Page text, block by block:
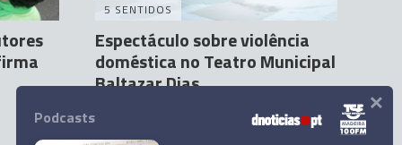
5 SENTIDOS
Espectáculo sobre violência
doméstica no Teatro Municipal
Baltazar Dias
Podcasts ×